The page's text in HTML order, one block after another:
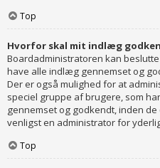
Top
Hvorfor skal mit indlæg
Boardadministratoren kan
have alle indlæg gennemset og
Der er også mulighed for at
speciel gruppe af brugere, som
gennemset og godkendt, inden
venligst en administrator for
Top